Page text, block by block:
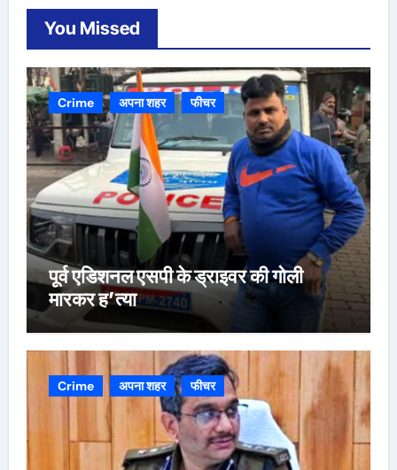
You Missed
Crime अपना शहर फीचर
पूर्व एडिशनल एसपी के ड्राइवर की गोली
मारकर ह’त्या
Crime अपना शहर फीचर